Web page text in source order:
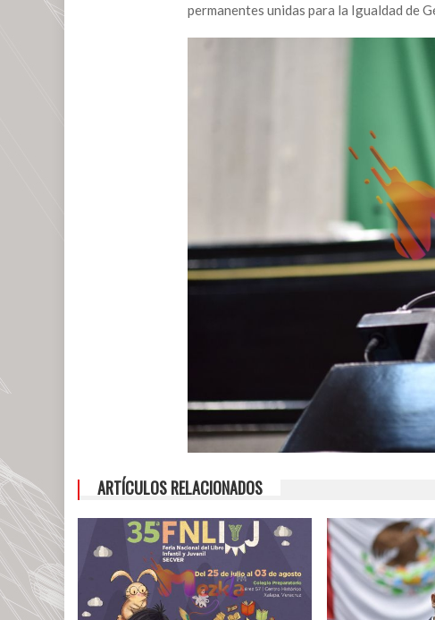
permanentes unidas para la Igualdad de
ARTÍCULOS RELACIONADOS